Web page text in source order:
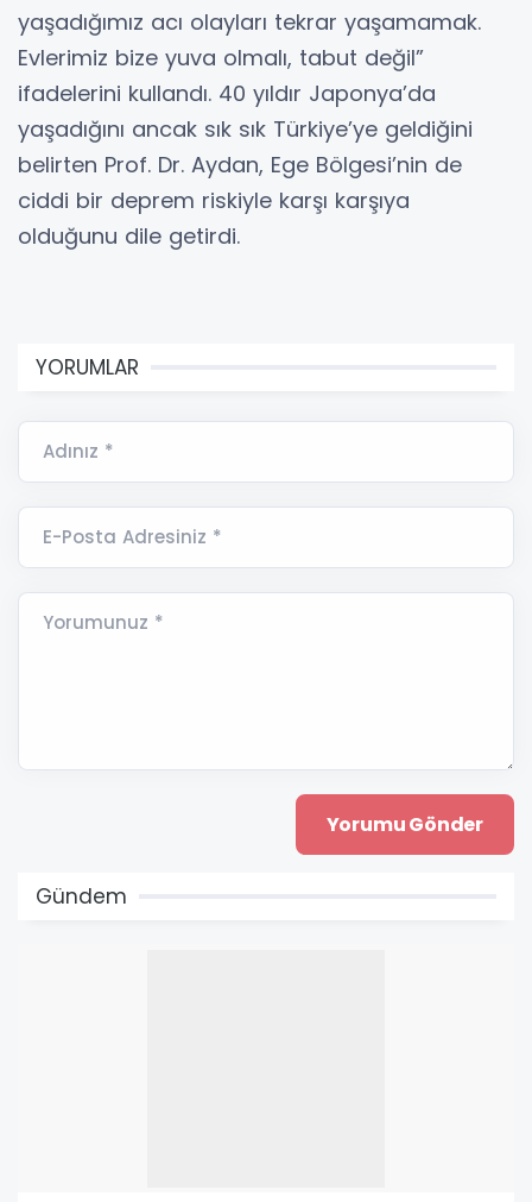
yaşadığımız acı olayları tekrar yaşamamak.
Evlerimiz bize yuva olmalı, tabut değil”
ifadelerini kullandı. 40 yıldır Japonya’da
yaşadığını ancak sık sık Türkiye’ye geldiğini
belirten Prof. Dr. Aydan, Ege Bölgesi’nin de
ciddi bir deprem riskiyle karşı karşıya
olduğunu dile getirdi.
YORUMLAR
Adınız *
E-Posta Adresiniz *
Yorumunuz *
Gündem